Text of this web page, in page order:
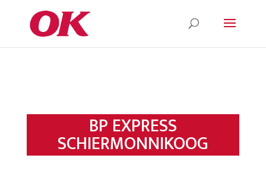
BP EXPRESS
SCHIERMONNIKOOG